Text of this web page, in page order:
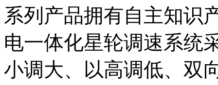
系列产品拥有自主知识
电一体化星轮调速系统
小调大、以高调低、双